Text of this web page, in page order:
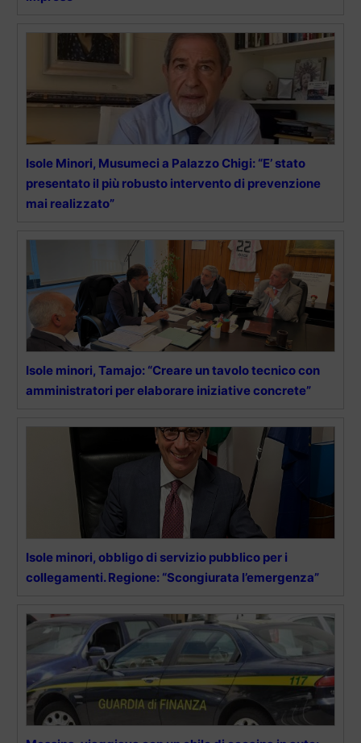
Isole Minori, Musumeci a Palazzo Chigi: “E’ stato
presentato il più robusto intervento di prevenzione
mai realizzato”
Isole minori, Tamajo: “Creare un tavolo tecnico con
amministratori per elaborare iniziative concrete”
Isole minori, obbligo di servizio pubblico per i
collegamenti. Regione: “Scongiurata l’emergenza”